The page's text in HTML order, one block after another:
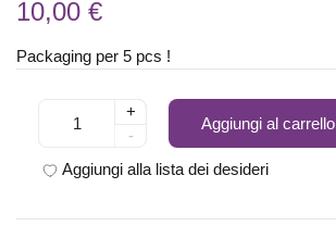
10,00 €
Packaging per 5 pcs !
+
-
Aggiungi al carrello
Aggiungi alla lista dei desideri